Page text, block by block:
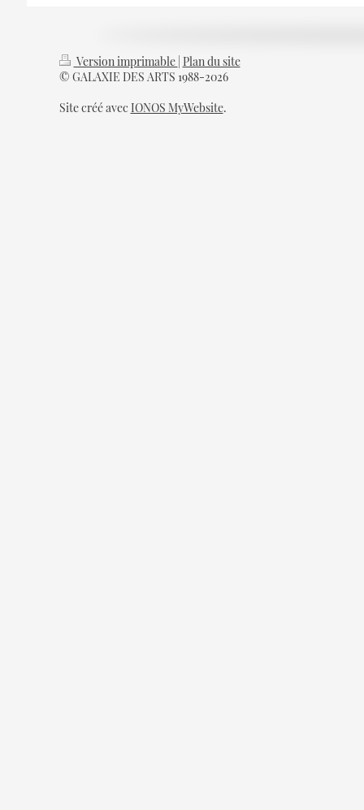
Version imprimable Plan du site
© GALAXIE DES ARTS 1988-2026
Site créé avec IONOS MyWebsite.